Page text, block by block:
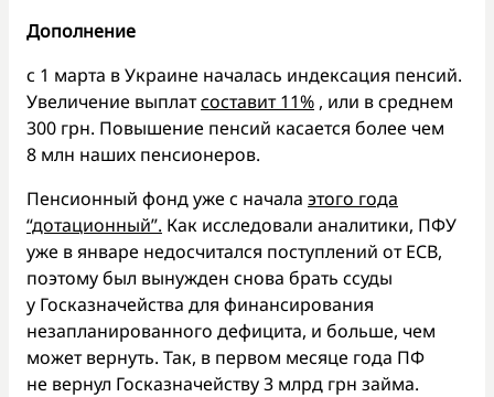
Дополнение
с 1 марта в Украине началась индексация пенсий.
Увеличение выплатсоставит 11% , или в среднем
300 грн. Повышение пенсий касается более чем
8 млн наших пенсионеров.
Пенсионный фонд уже с начала этого года
“дотационный”. Как исследовали аналитики, ПФУ
уже в январе недосчитался поступлений от ЕСВ,
поэтому был вынужден снова брать ссуды
у Госказначейства для финансирования
незапланированного дефицита, и больше, чем
может вернуть. Так, в первом месяце года ПФ
не вернул Госказначейству 3 млрд грн займа.